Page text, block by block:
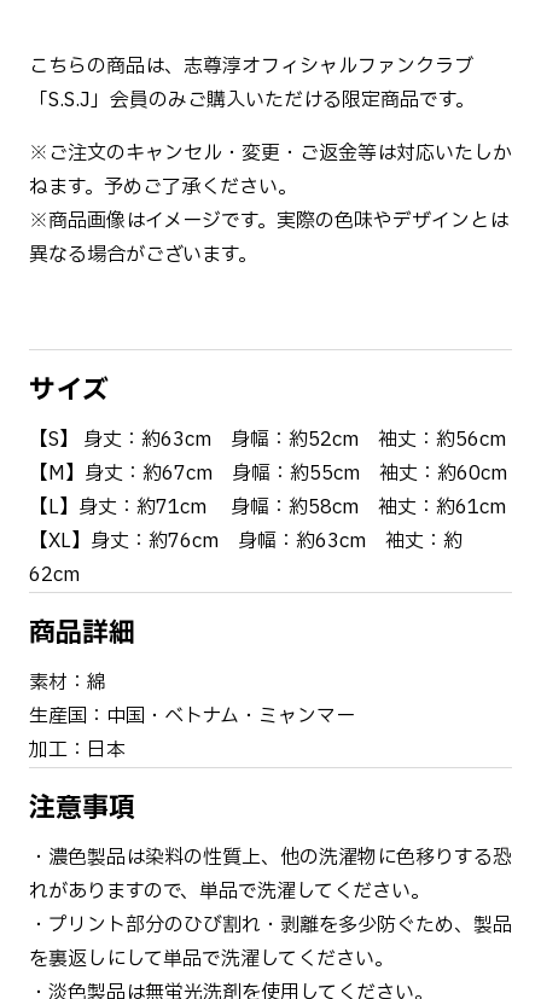
こちらの商品は、志尊淳オフィシャルファンクラブ
「S.S.J」会員のみご購入いただける限定商品です。
※ご注文のキャンセル・変更・ご返金等は対応いたしか
ねます。予めご了承ください。
※商品画像はイメージです。実際の色味やデザインとは
異なる場合がございます。
サイズ
【S】 身丈：約63cm 身幅：約52cm 袖丈：約56cm
【M】身丈：約67cm 身幅：約55cm 袖丈：約60cm
【L】身丈：約71cm 身幅：約58cm 袖丈：約61cm
【XL】身丈：約76cm 身幅：約63cm 袖丈：約
62cm
商品詳細
素材：綿
生産国：中国・ベトナム・ミャンマー
加工：日本
注意事項
・濃色製品は染料の性質上、他の洗濯物に色移りする恐
れがありますので、単品で洗濯してください。
・プリント部分のひび割れ・剥離を多少防ぐため、製品
を裏返しにして単品で洗濯してください。
・淡色製品は無蛍光洗剤を使用してください。